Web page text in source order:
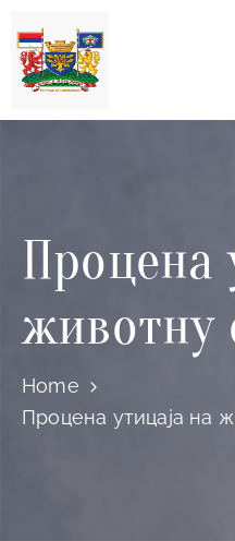
Насловна
Процена
утицаја
Регистри
дивљих
депонија
Процена
животну
Home
Процена утицаја на